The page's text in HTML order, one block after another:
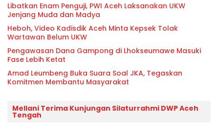
Libatkan Enam Penguji, PWI Aceh Laksanakan UKW
Jenjang Muda dan Madya
Heboh, Video Kadisdik Aceh Minta Kepsek Tolak
Wartawan Belum UKW
Pengawasan Dana Gampong di Lhokseumawe Masuki
Fase Lebih Ketat
Amad Leumbeng Buka Suara Soal JKA, Tegaskan
Komitmen Membantu Masyarakat
Mellani Terima Kunjungan Silaturrahmi DWP Aceh
Tengah